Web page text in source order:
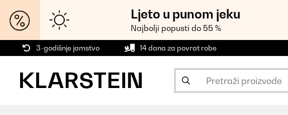
Ljeto u punom jeku
Najbolji popusti do 55 %
3-godišnje jamstvo 14 dana za povrat robe